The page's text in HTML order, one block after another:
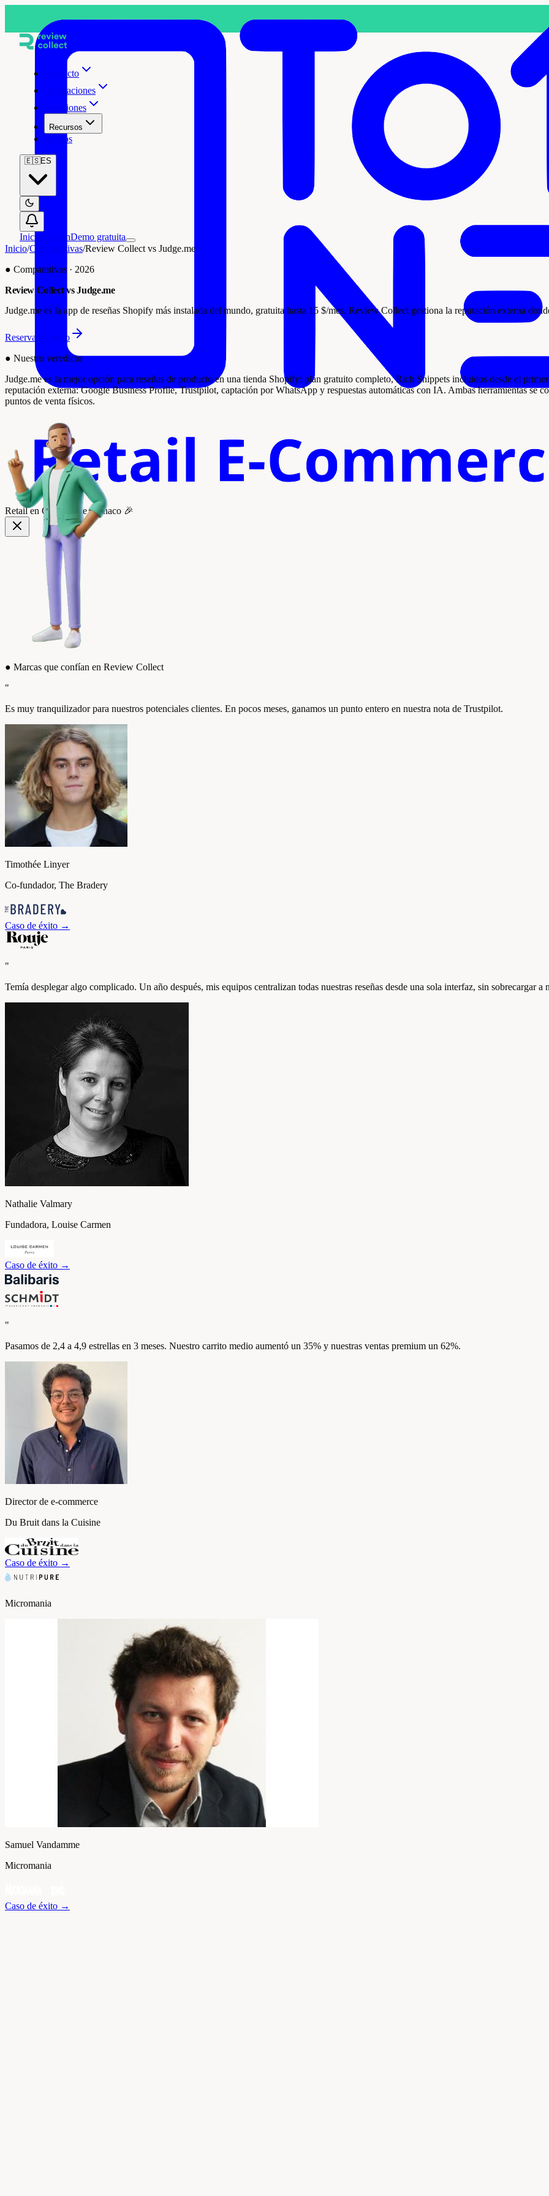
Retail en One to One Mónaco 🎉
Producto
Integraciones
Soluciones
Recursos
Precios
🇪🇸ES
Iniciar sesiónDemo gratuita
Inicio/Comparativas/Review Collect vs Judge.me
● Comparativas · 2026
Review Collect vs Judge.me
Judge.me es la app de reseñas Shopify más instalada del mundo, gratuita hasta 15 $/mes. Review Collect gestiona la reputación externa
Reserva tu demo
● Nuestro veredicto
Judge.me es la mejor opción para reseñas de producto en una tienda Shopify: plan gratuito completo, Rich Snippets incluidos desde el
reputación externa: Google Business Profile, Trustpilot, captación por WhatsApp y respuestas automáticas con IA. Ambas herramientas se
puntos de venta físicos.
● Marcas que confían en Review Collect
"
Es muy tranquilizador para nuestros potenciales clientes. En pocos meses, ganamos un punto entero en nuestra nota de Trustpilot.
Timothée Linyer
Co-fundador, The Bradery
Caso de éxito →
"
Temía desplegar algo complicado. Un año después, mis equipos centralizan todas nuestras reseñas desde una sola interfaz, sin sobrecargar a
Nathalie Valmary
Fundadora, Louise Carmen
Caso de éxito →
"
Pasamos de 2,4 a 4,9 estrellas en 3 meses. Nuestro carrito medio aumentó un 35% y nuestras ventas premium un 62%.
Director de e-commerce
Du Bruit dans la Cuisine
Caso de éxito →
Micromania
Samuel Vandamme
Micromania
Caso de éxito →